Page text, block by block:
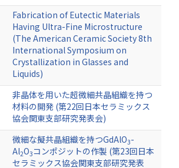
Fabrication of Eutectic Materials
Having Ultra-Fine Microstructure
(The American Ceramic Society 8th
International Symposium on
Crystallization in Glasses and
Liquids)
非晶体を用いた超微細共晶組織を持つ
材料の開発 (第22回日本セラミックス
協会関東支部研究発表会)
微細な擬共晶組織を持つGdAlO3-
Al2O3コンポジットの作製 (第23回日本
セラミックス協会関東支部研究発表